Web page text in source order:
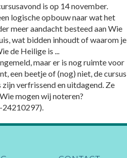
is op 14 november.
logische opbouw naar wat het
meer aandacht besteed aan Wie
wat bidden inhoudt of waarom je
de Heilige is ...
maar er is nog ruimte voor
een beetje of (nog) niet, de cursus
zijn verfrissend en uitdagend. Ze
mogen wij noteren?
24210297).